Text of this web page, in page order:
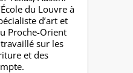
du Louvre à
d’art et
Proche-Orient
sur les
et des